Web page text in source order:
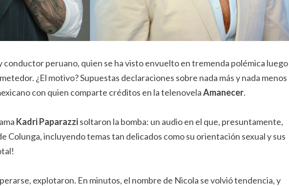
conductor peruano, quien se ha visto envuelto en tremenda polémica luego
¿El motivo? Supuestas declaraciones sobre nada más y nada menos
con quien comparte créditos en la telenovelaAmanecer.
Kadri Paparazzisoltaron la bomba: un audio en el que, presuntamente,
Colunga, incluyendo temas tan delicados como su orientación sexual y sus
explotaron. En minutos, el nombre de Nicola se volvió tendencia, y